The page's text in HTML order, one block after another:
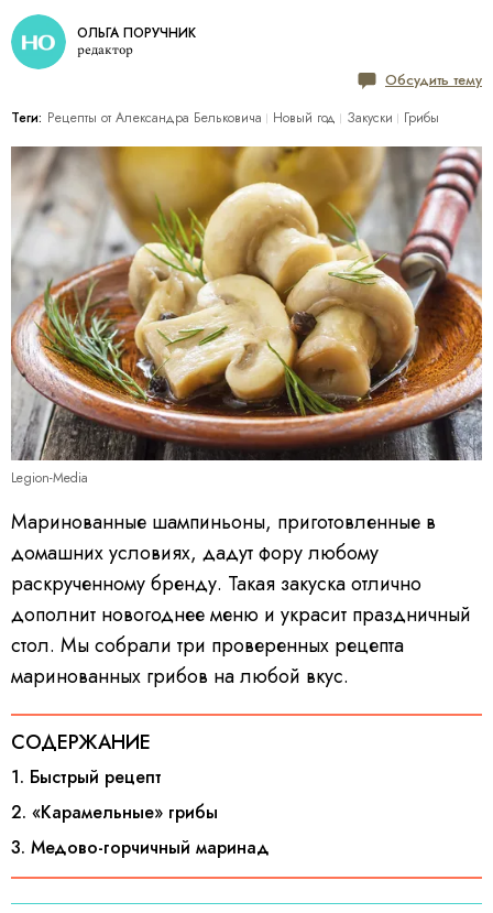
ОЛЬГА ПОРУЧНИК
редактор
Обсудить тему
Теги: Рецепты от Александра Бельковича Новый год Закуски Грибы
Legion-Media
Маринованные шампиньоны, приготовленные в
домашних условиях, дадут фору любому
раскрученному бренду. Такая закуска отлично
дополнит новогоднее меню и украсит праздничный
стол. Мы собрали три проверенных рецепта
маринованных грибов на любой вкус.
СОДЕРЖАНИЕ
1. Быстрый рецепт
2. «Карамельные» грибы
3. Медово-горчичный маринад